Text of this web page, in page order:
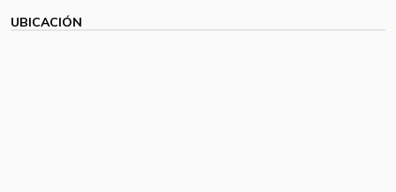
UBICACIÓN